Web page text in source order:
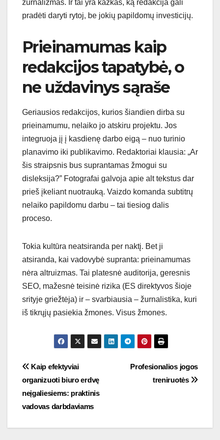
žurnalizmas. Ir tai yra kažkas, ką redakcija gali
pradėti daryti rytoj, be jokių papildomų investicijų.
Prieinamumas kaip
redakcijos tapatybė, o
ne uždavinys sąraše
Geriausios redakcijos, kurios šiandien dirba su
prieinamumu, nelaiko jo atskiru projektu. Jos
integruoja jį į kasdienę darbo eigą – nuo turinio
planavimo iki publikavimo. Redaktoriai klausia: „Ar
šis straipsnis bus suprantamas žmogui su
disleksija?” Fotografai galvoja apie alt tekstus dar
prieš įkeliant nuotrauką. Vaizdo komanda subtitrų
nelaiko papildomu darbu – tai tiesiog dalis
proceso.
Tokia kultūra neatsiranda per naktį. Bet ji
atsiranda, kai vadovybė supranta: prieinamumas
nėra altruizmas. Tai platesnė auditorija, geresnis
SEO, mažesnė teisinė rizika (ES direktyvos šioje
srityje griežtėja) ir – svarbiausia – žurnalistika, kuri
iš tikrųjų pasiekia žmones. Visus žmones.
Navigacija
tarp
įrašų
Profesionalios jogos
treniruotės
Kaip efektyviai
organizuoti biuro erdvę
neįgaliesiems: praktinis
vadovas darbdaviams